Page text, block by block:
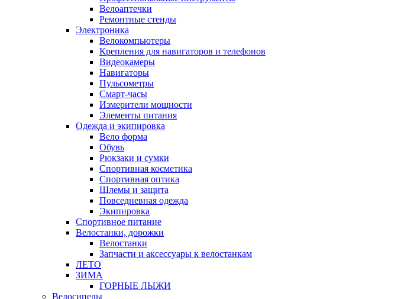
Велоаптечки
Ремонтные стенды
Электроника
Велокомпьютеры
Крепления для навигаторов и телефонов
Видеокамеры
Навигаторы
Пульсометры
Смарт-часы
Измерители мощности
Элементы питания
Одежда и экипировка
Вело форма
Обувь
Рюкзаки и сумки
Спортивная косметика
Спортивная оптика
Шлемы и защита
Повседневная одежда
Экипировка
Спортивное питание
Велостанки, дорожки
Велостанки
Запчасти и аксессуары к велостанкам
ЛЕТО
ЗИМА
ГОРНЫЕ ЛЫЖИ
Велосипеды